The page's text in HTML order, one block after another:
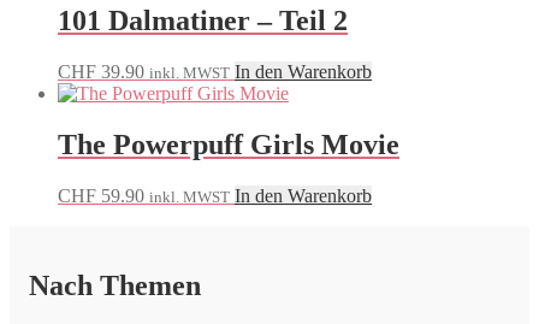
101 Dalmatiner – Teil 2
CHF 39.90 inkl. MWST In den Warenkorb
The Powerpuff Girls Movie
CHF 59.90 inkl. MWST In den Warenkorb
Nach Themen